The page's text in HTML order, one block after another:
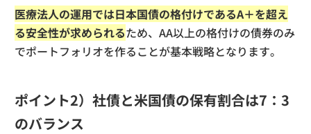
医療法人の運用では日本国債の格付けであるA＋を超え
る安全性が求められるため、AA以上の格付けの債券のみ
でポートフォリオを作ることが基本戦略となります。
ポイント2）社債と米国債の保有割合は7：3
のバランス